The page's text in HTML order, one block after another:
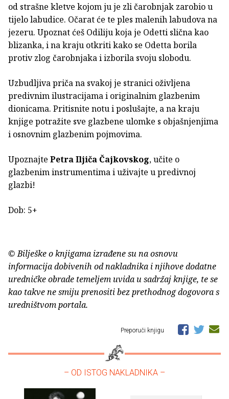
od strašne kletve kojom ju je zli čarobnjak zarobio u
tijelo labudice. Očarat će te ples malenih labudova na
jezeru. Upoznat ćeš Odiliju koja je Odetti slična kao
blizanka, i na kraju otkriti kako se Odetta borila
protiv zlog čarobnjaka i izborila svoju slobodu.
Uzbudljiva priča na svakoj je stranici oživljena
predivnim ilustracijama i originalnim glazbenim
dionicama. Pritisnite notu i poslušajte, a na kraju
knjige potražite sve glazbene ulomke s objašnjenjima
i osnovnim glazbenim pojmovima.
Upoznajte Petra Iljiča Čajkovskog, učite o
glazbenim instrumentima i uživajte u predivnoj
glazbi!
Dob: 5+
© Bilješke o knjigama izrađene su na osnovu
informacija dobivenih od nakladnika i njihove dodatne
uredničke obrade temeljem uvida u sadržaj knjige, te se
kao takve ne smiju prenositi bez prethodnog dogovora s
uredništvom portala.
Preporuči knjigu
– OD ISTOG NAKLADNIKA –